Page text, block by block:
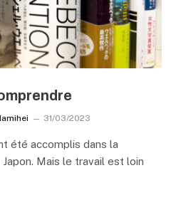
31/03/2023
été accomplis dans la
Mais le travail est loin